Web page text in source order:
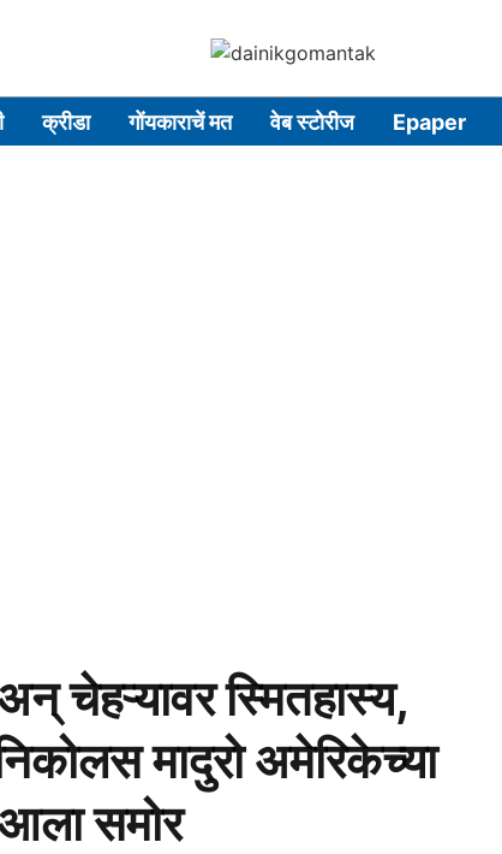
क्रीडा गोंयकाराचें मत वेब स्टोरीज Epaper
चेहऱ्यावर स्मितहास्य,
मादुरो अमेरिकेच्या
आला समोर